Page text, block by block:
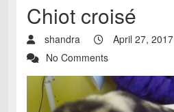
Chiot croisé
shandra
April 27, 2017
No Comments